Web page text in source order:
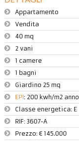
Appartamento
Vendita
40 mq
2 vani
1 camere
1 bagni
Giardino 25 mq
EPI: 200 kwh/m2 anno
Classe energetica: E
RIF: 3607-A
Prezzo: € 145.000